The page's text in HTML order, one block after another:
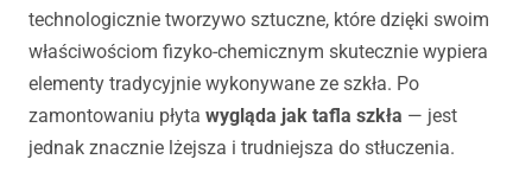
technologicznie tworzywo sztuczne, które dzięki swoim
właściwościom fizyko-chemicznym skutecznie wypiera
elementy tradycyjnie wykonywane ze szkła. Po
zamontowaniu płyta wygląda jak tafla szkła — jest
jednak znacznie lżejsza i trudniejsza do stłuczenia.